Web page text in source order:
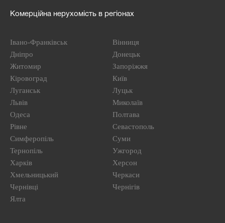
Комерційна нерухомість в регіонах
Івано-Франківськ
Вінниця
Дніпро
Донецьк
Житомир
Запоріжжя
Кіровоград
Київ
Луганськ
Луцьк
Львів
Миколаїв
Одеса
Полтава
Рівне
Севастополь
Симферопіль
Суми
Тернопіль
Ужгород
Харків
Херсон
Хмельницький
Черкаси
Чернівці
Чернігів
Ялта